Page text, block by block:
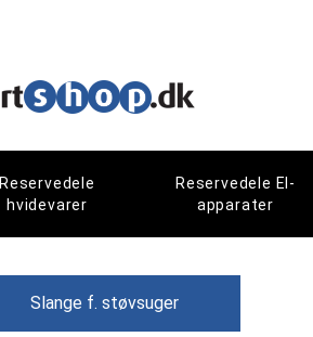
Reservedele
hvidevarer
Reservedele El-
apparater
Slange f. støvsuger